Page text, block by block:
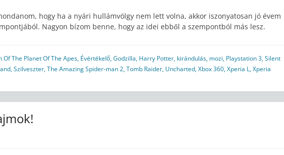
hogy ha a nyári hullámvölgy nem lett volna, akkor iszonyatosan jó évem
Nagyon bízom benne, hogy az idei ebből a szempontból más lesz.
Of The Planet Of The Apes, Évértékelő,Godzilla, Harry Potter, kirándulás, mozi, Playstation 3,Silent
,Szilveszter,The Amazing Spider-man 2,Tomb Raider, Uncharted,Xbox 360,Xperia L,Xperia